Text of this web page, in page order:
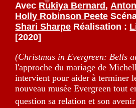
Avec Rukiya Bernard ,
Holly Robinson Peete
Shari Sharpe Réalisation :
[2020]
(Christmas in Evergreen: Bells
l'approche du mariage de
intervient pour aider à terminer
nouveau musée Evergreen tout
question sa relation et son